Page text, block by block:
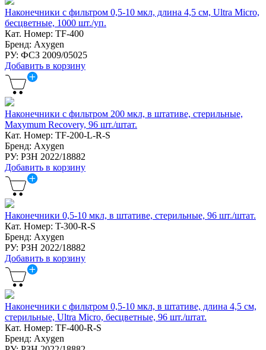
Наконечники с фильтром 0,5-10 мкл, длина 4,5 см, Ultra Micro,
бесцветные, 1000 шт./уп.
Кат. Номер: TF-400
Бренд: Axygen
РУ: ФСЗ 2009/05025
Добавить в корзину
Наконечники с фильтром 200 мкл, в штативе, стерильные,
Maxymum Recovery, 96 шт./штат.
Кат. Номер: TF-200-L-R-S
Бренд: Axygen
РУ: РЗН 2022/18882
Добавить в корзину
Наконечники 0,5-10 мкл, в штативе, стерильные, 96 шт./штат.
Кат. Номер: T-300-R-S
Бренд: Axygen
РУ: РЗН 2022/18882
Добавить в корзину
Наконечники с фильтром 0,5-10 мкл, в штативе, длина 4,5 см,
стерильные, Ultra Micro, бесцветные, 96 шт./штат.
Кат. Номер: TF-400-R-S
Бренд: Axygen